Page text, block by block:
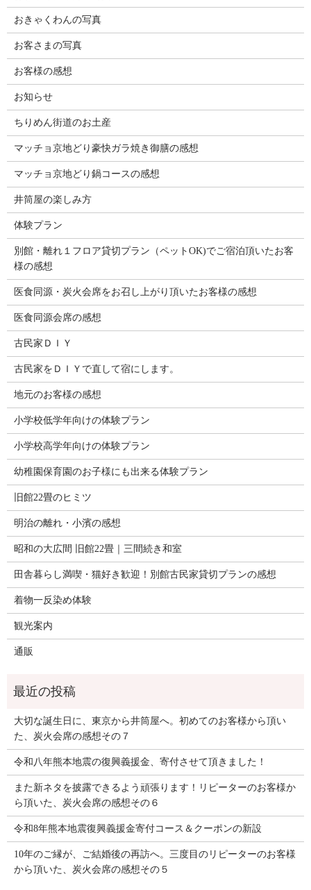
おきゃくわんの写真
お客さまの写真
お客様の感想
お知らせ
ちりめん街道のお土産
マッチョ京地どり豪快ガラ焼き御膳の感想
マッチョ京地どり鍋コースの感想
井筒屋の楽しみ方
体験プラン
別館・離れ１フロア貸切プラン（ペットOK)でご宿泊頂いたお客
様の感想
医食同源・炭火会席をお召し上がり頂いたお客様の感想
医食同源会席の感想
古民家ＤＩＹ
古民家をＤＩＹで直して宿にします。
地元のお客様の感想
小学校低学年向けの体験プラン
小学校高学年向けの体験プラン
幼稚園保育園のお子様にも出来る体験プラン
旧館22畳のヒミツ
明治の離れ・小濱の感想
昭和の大広間 旧館22畳｜三間続き和室
田舎暮らし満喫・猫好き歓迎！別館古民家貸切プランの感想
着物一反染め体験
観光案内
通販
大切な誕生日に、東京から井筒屋へ。初めてのお客様から頂い
た、炭火会席の感想その７
令和八年熊本地震の復興義援金、寄付させて頂きました！
また新ネタを披露できるよう頑張ります！リピーターのお客様か
ら頂いた、炭火会席の感想その６
令和8年熊本地震復興義援金寄付コース＆クーポンの新設
10年のご縁が、ご結婚後の再訪へ。三度目のリピーターのお客様
から頂いた、炭火会席の感想その５